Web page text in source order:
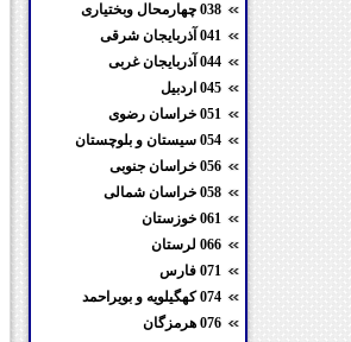
038 چهارمحال وبختیاری
041 آذربایجان شرقی
044 آذربایجان غربی
045 اردبیل
051 خراسان رضوی
054 سیستان و بلوچستان
056 خراسان جنوبی
058 خراسان شمالی
061 خوزستان
066 لرستان
071 فارس
074 کهگیلویه و بویراحمد
076 هرمزگان